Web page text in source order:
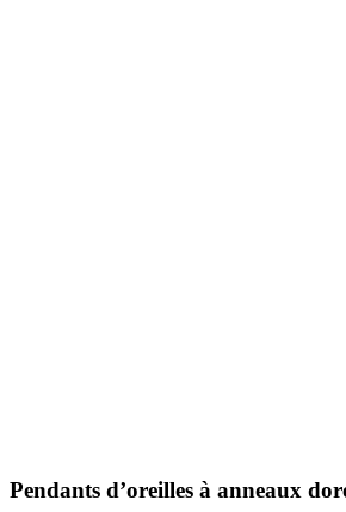
Pendants d’oreilles à anneaux